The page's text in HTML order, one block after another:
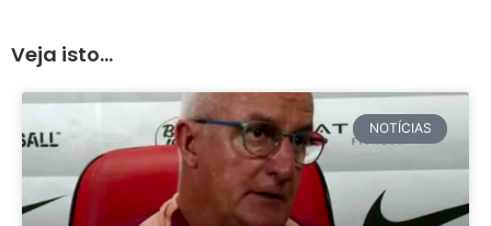
Veja isto...
NOTÍCIAS